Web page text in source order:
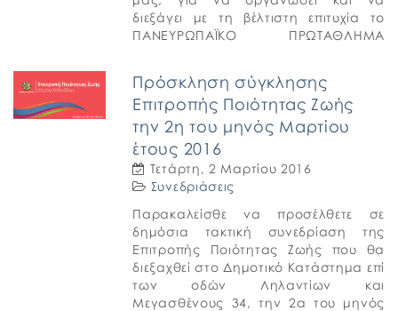
διεξάγει με τη βέλτιστη επιτυχία το
ΠΑΝΕΥΡΩΠΑΪΚΟ ΠΡΩΤΑΘΛΗΜΑ
Πρόσκληση σύγκλησης
Επιτροπής Ποιότητας Ζωής
την 2η του μηνός Μαρτίου
έτους 2016
Τετάρτη, 2 Μαρτίου 2016
Συνεδριάσεις
Παρακαλείσθε να προσέλθετε σε
δημόσια τακτική συνεδρίαση της
Επιτροπής Ποιότητας Ζωής που θα
διεξαχθεί στο Δημοτικό Κατάστημα επί
των οδών Ληλαντίων και
Μεγασθένους 34, την 2α του μηνός